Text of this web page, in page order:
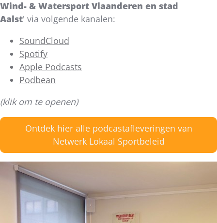
Wind- & Watersport Vlaanderen en stad
Aalst' via volgende kanalen:
SoundCloud
Spotify
Apple Podcasts
Podbean
(klik om te openen)
Ontdek hier alle podcastafleveringen van
Netwerk Lokaal Sportbeleid